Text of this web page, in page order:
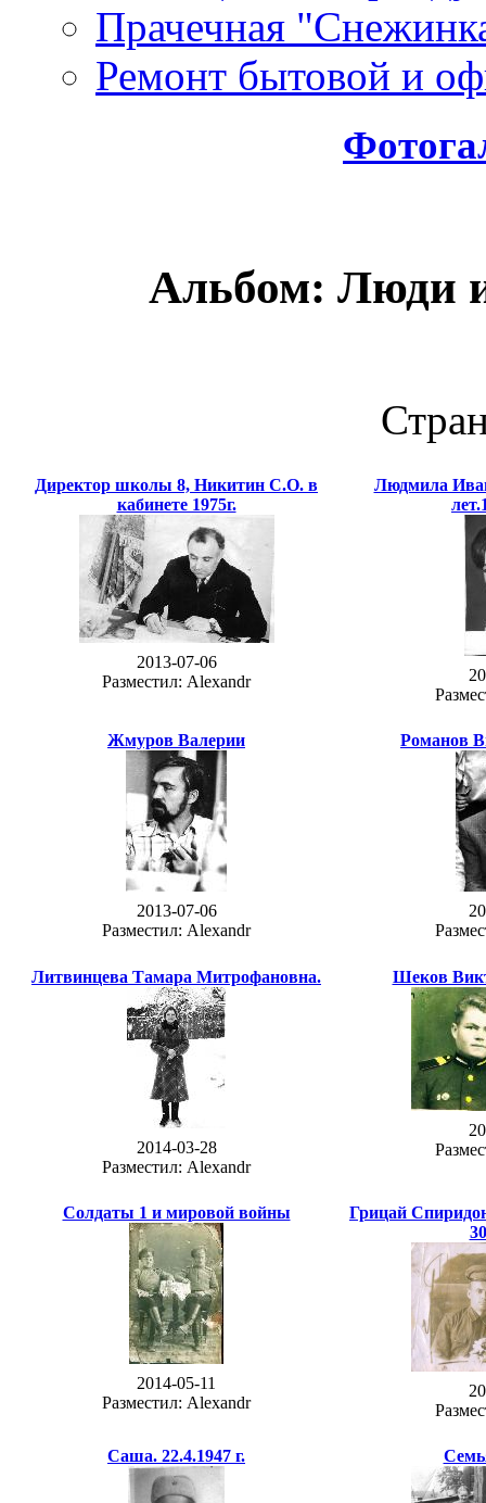
Прачечная
Ремонт бытовой и
Альбом: Люди
Директор школы 8, Никитин С.О. в
кабинете 1975г.
2013-07-06
Разместил: Alexandr
Людмила
Жмуров Валерии
2013-07-06
Разместил: Alexandr
Романов
Литвинцева Тамара Митрофановна.
2014-03-28
Разместил: Alexandr
Шеков
Солдаты 1 и мировой войны
2014-05-11
Разместил: Alexandr
Грицай
Саша. 22.4.1947 г.